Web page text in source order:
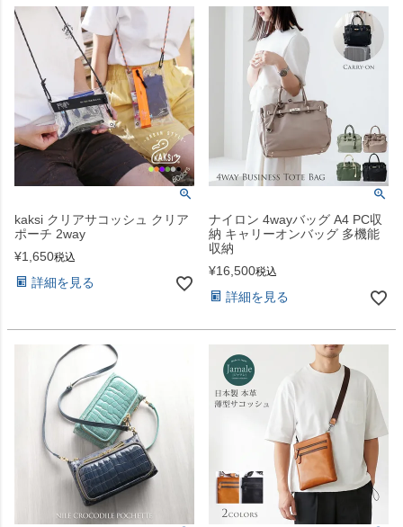
kaksi クリアサコッシュ クリア
ポーチ 2way
¥1,650税込
詳細を見る
ナイロン 4wayバッグ A4 PC収
納 キャリーオンバッグ 多機能
収納
¥16,500税込
詳細を見る